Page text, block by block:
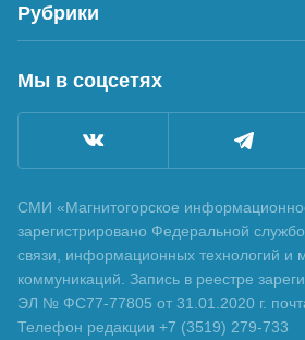
Рубрики
Мы в соцсетях
СМИ «Магнитогорское
зарегистрировано Федеральной
связи, информационных технологий и
коммуникаций. Запись в реестре
ЭЛ № ФС77-77805 от 31.01.2020 г.
Телефон редакции +7 (3519) 279-733